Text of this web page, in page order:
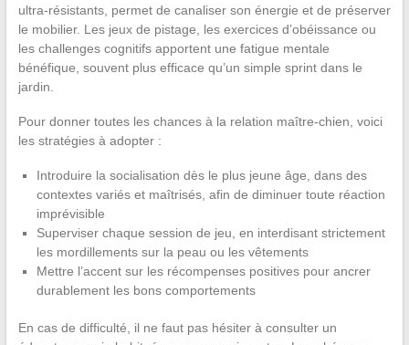
ultra-résistants, permet de canaliser son énergie et de préserver
le mobilier. Les jeux de pistage, les exercices d’obéissance ou
les challenges cognitifs apportent une fatigue mentale
bénéfique, souvent plus efficace qu’un simple sprint dans le
jardin.
Pour donner toutes les chances à la relation maître-chien, voici
les stratégies à adopter :
Introduire la socialisation dès le plus jeune âge, dans des
contextes variés et maîtrisés, afin de diminuer toute réaction
imprévisible
Superviser chaque session de jeu, en interdisant strictement
les mordillements sur la peau ou les vêtements
Mettre l’accent sur les récompenses positives pour ancrer
durablement les bons comportements
En cas de difficulté, il ne faut pas hésiter à consulter un